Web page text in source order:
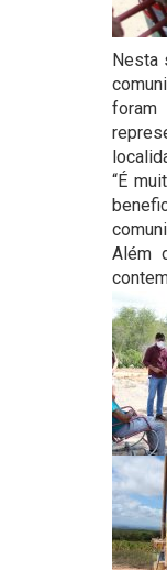
Nesta
foram
“É
Além